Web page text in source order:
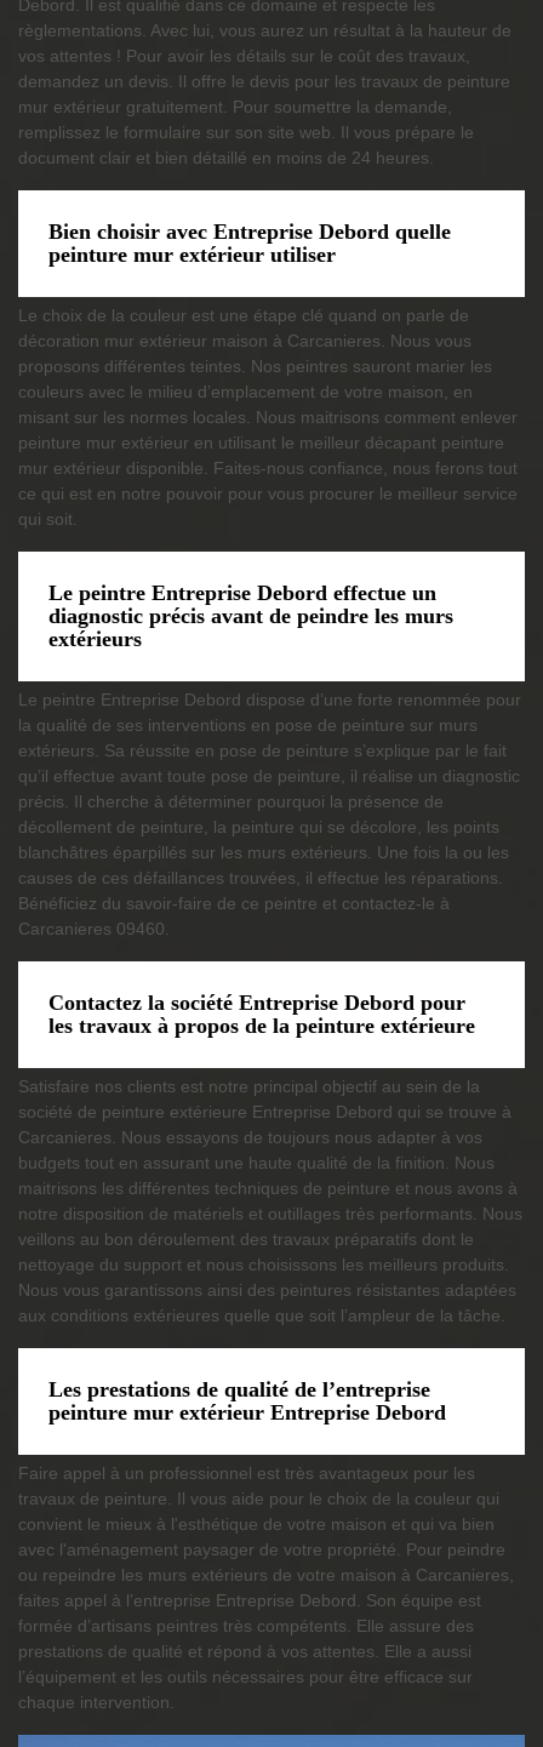
Debord. Il est qualifié dans ce domaine et respecte les
règlementations. Avec lui, vous aurez un résultat à la hauteur de
vos attentes ! Pour avoir les détails sur le coût des travaux,
demandez un devis. Il offre le devis pour les travaux de peinture
mur extérieur gratuitement. Pour soumettre la demande,
remplissez le formulaire sur son site web. Il vous prépare le
document clair et bien détaillé en moins de 24 heures.
Bien choisir avec Entreprise Debord quelle
peinture mur extérieur utiliser
Le choix de la couleur est une étape clé quand on parle de
décoration mur extérieur maison à Carcanieres. Nous vous
proposons différentes teintes. Nos peintres sauront marier les
couleurs avec le milieu d’emplacement de votre maison, en
misant sur les normes locales. Nous maitrisons comment enlever
peinture mur extérieur en utilisant le meilleur décapant peinture
mur extérieur disponible. Faites-nous confiance, nous ferons tout
ce qui est en notre pouvoir pour vous procurer le meilleur service
qui soit.
Le peintre Entreprise Debord effectue un
diagnostic précis avant de peindre les murs
extérieurs
Le peintre Entreprise Debord dispose d’une forte renommée pour
la qualité de ses interventions en pose de peinture sur murs
extérieurs. Sa réussite en pose de peinture s’explique par le fait
qu’il effectue avant toute pose de peinture, il réalise un diagnostic
précis. Il cherche à déterminer pourquoi la présence de
décollement de peinture, la peinture qui se décolore, les points
blanchâtres éparpillés sur les murs extérieurs. Une fois la ou les
causes de ces défaillances trouvées, il effectue les réparations.
Bénéficiez du savoir-faire de ce peintre et contactez-le à
Carcanieres 09460.
Contactez la société Entreprise Debord pour
les travaux à propos de la peinture extérieure
Satisfaire nos clients est notre principal objectif au sein de la
société de peinture extérieure Entreprise Debord qui se trouve à
Carcanieres. Nous essayons de toujours nous adapter à vos
budgets tout en assurant une haute qualité de la finition. Nous
maitrisons les différentes techniques de peinture et nous avons à
notre disposition de matériels et outillages très performants. Nous
veillons au bon déroulement des travaux préparatifs dont le
nettoyage du support et nous choisissons les meilleurs produits.
Nous vous garantissons ainsi des peintures résistantes adaptées
aux conditions extérieures quelle que soit l’ampleur de la tâche.
Les prestations de qualité de l’entreprise
peinture mur extérieur Entreprise Debord
Faire appel à un professionnel est très avantageux pour les
travaux de peinture. Il vous aide pour le choix de la couleur qui
convient le mieux à l'esthétique de votre maison et qui va bien
avec l'aménagement paysager de votre propriété. Pour peindre
ou repeindre les murs extérieurs de votre maison à Carcanieres,
faites appel à l’entreprise Entreprise Debord. Son équipe est
formée d’artisans peintres très compétents. Elle assure des
prestations de qualité et répond à vos attentes. Elle a aussi
l’équipement et les outils nécessaires pour être efficace sur
chaque intervention.